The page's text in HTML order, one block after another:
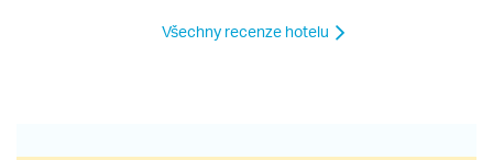
Všechny recenze hotelu